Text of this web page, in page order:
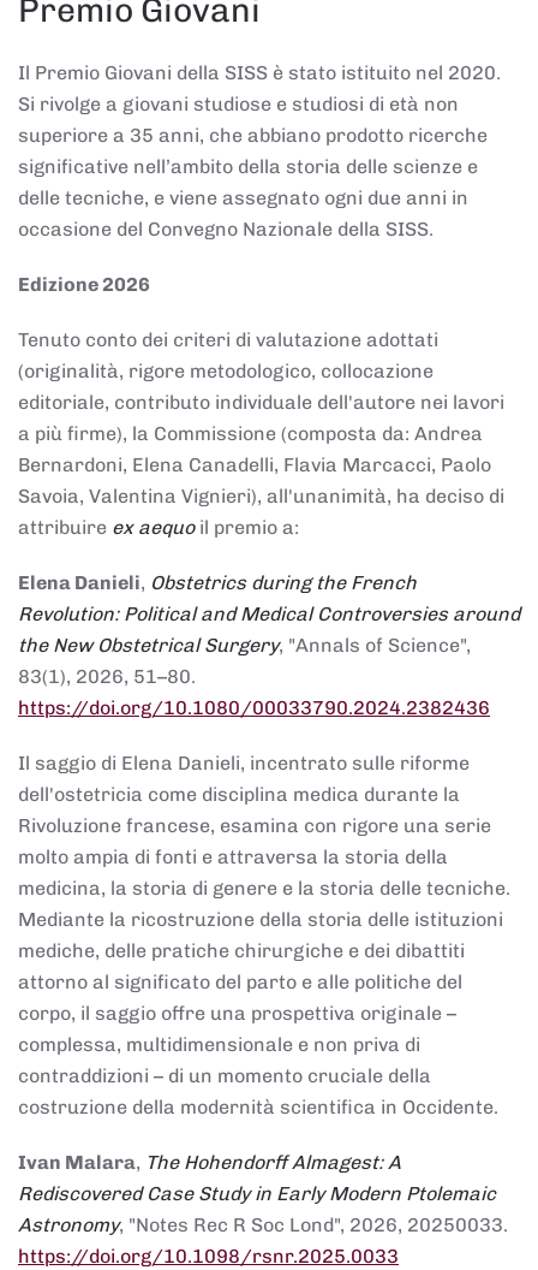
Premio Giovani
Il Premio Giovani della SISS è stato istituito nel 2020.
Si rivolge a giovani studiose e studiosi di età non
superiore a 35 anni, che abbiano prodotto ricerche
significative nell’ambito della storia delle scienze e
delle tecniche, e viene assegnato ogni due anni in
occasione del Convegno Nazionale della SISS.
Edizione 2026
Tenuto conto dei criteri di valutazione adottati
(originalità, rigore metodologico, collocazione
editoriale, contributo individuale dell'autore nei lavori
a più firme), la Commissione (composta da: Andrea
Bernardoni, Elena Canadelli, Flavia Marcacci, Paolo
Savoia, Valentina Vignieri), all'unanimità, ha deciso di
attribuire ex aequoil premio a:
Elena Danieli, Obstetrics during the French
Revolution: Political and Medical Controversies around
the New Obstetrical Surgery, "Annals of Science",
83(1), 2026, 51–80.
https://doi.org/10.1080/00033790.2024.2382436
Il saggio di Elena Danieli, incentrato sulle riforme
dell'ostetricia come disciplina medica durante la
Rivoluzione francese, esamina con rigore una serie
molto ampia di fonti e attraversa la storia della
medicina, la storia di genere e la storia delle tecniche.
Mediante la ricostruzione della storia delle istituzioni
mediche, delle pratiche chirurgiche e dei dibattiti
attorno al significato del parto e alle politiche del
corpo, il saggio offre una prospettiva originale –
complessa, multidimensionale e non priva di
contraddizioni – di un momento cruciale della
costruzione della modernità scientifica in Occidente.
Ivan Malara, The Hohendorff Almagest: A
Rediscovered Case Study in Early Modern Ptolemaic
Astronomy, "Notes Rec R Soc Lond", 2026, 20250033.
https://doi.org/10.1098/rsnr.2025.0033